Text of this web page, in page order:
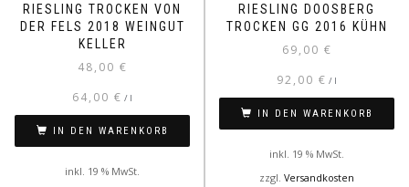
RIESLING TROCKEN VON
DER FELS 2018 WEINGUT
KELLER
48,00 €
64,00 € / l
IN DEN WARENKORB
inkl. 19 % MwSt.
RIESLING DOOSBERG
TROCKEN GG 2016 KÜHN
69,00 €
92,00 € / l
IN DEN WARENKORB
inkl. 19 % MwSt.
zzgl. Versandkosten